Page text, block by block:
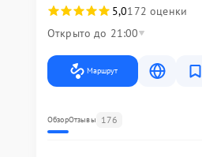
5,0172 оценки
Открыто до 21:00
Маршрут
ОбзорОтзывы 176